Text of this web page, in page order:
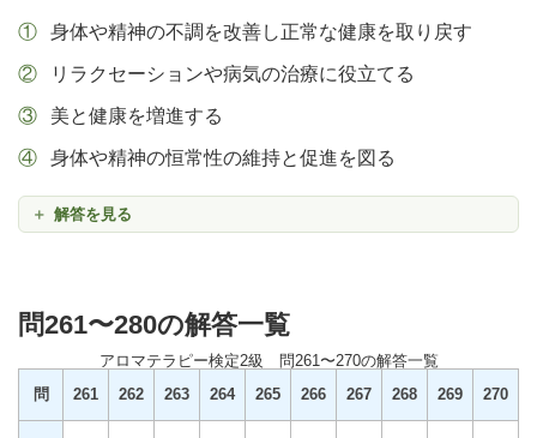
身体や精神の不調を改善し正常な健康を取り戻す
リラクセーションや病気の治療に役立てる
美と健康を増進する
身体や精神の恒常性の維持と促進を図る
解答を見る
問261〜280の解答一覧
アロマテラピー検定2級 問261〜270の解答一覧
問
261 262 263 264 265 266 267 268 269 270